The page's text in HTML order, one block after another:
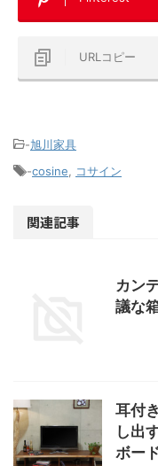
URLコピー
-旭川家具
-cosine コサイン
関連記事
カン
議な
耳付
し出
ボー